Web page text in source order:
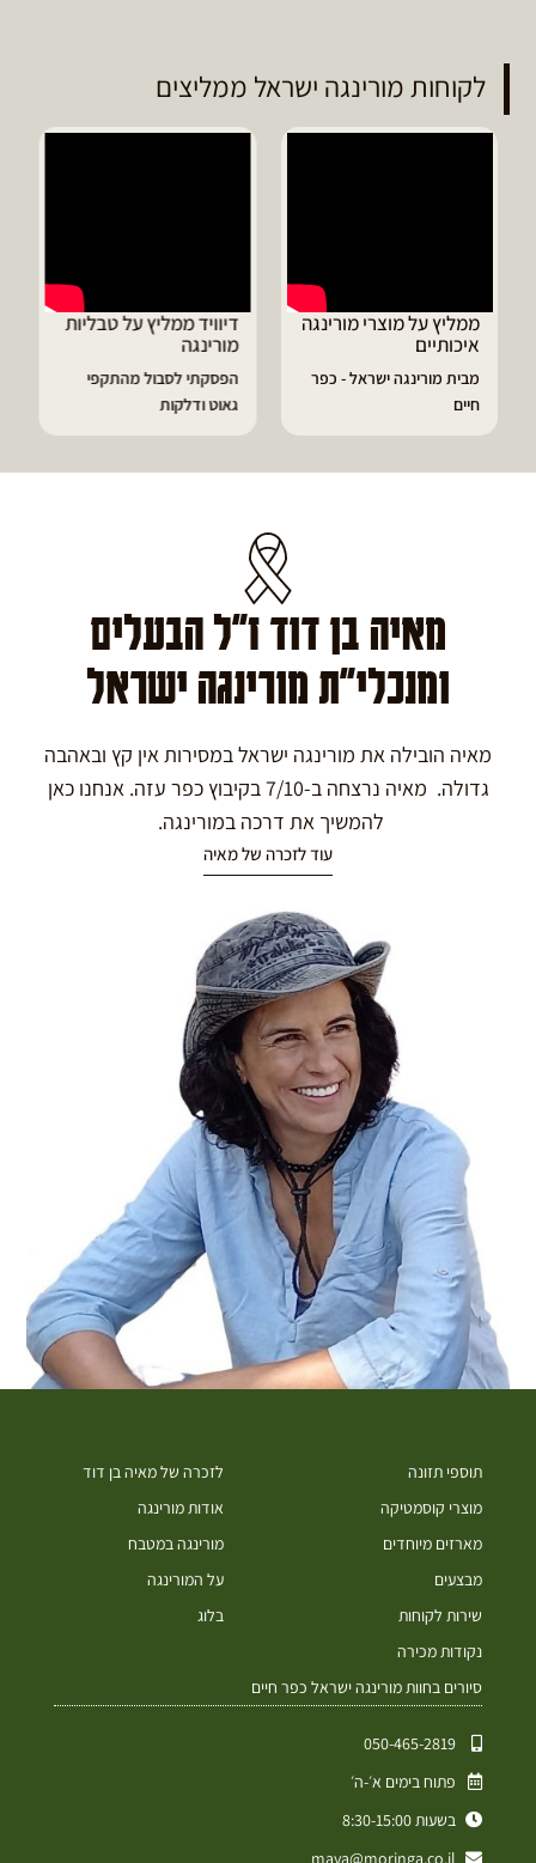
לקוחות מורינגה ישראל ממליצים
ממליץ על מוצרי מורינגה
איכותיים
מבית מורינגה ישראל - כפר
חיים
דיוויד ממליץ על טבליות
מורינגה
הפסקתי לסבול מהתקפי
גאוט ודלקות
מאיה בן דוד ז"ל הבעלים
ומנכלי"ת מורינגה ישראל
מאיה הובילה את מורינגה ישראל במסירות אין קץ ובאהבה
גדולה. מאיה נרצחה ב-7/10 בקיבוץ כפר עזה. אנחנו כאן
להמשיך את דרכה במורינגה.
עוד לזכרה של מאיה
תוספי תזונה
מוצרי קוסמטיקה
מארזים מיוחדים
מבצעים
שירות לקוחות
נקודות מכירה
סיורים בחוות מורינגה ישראל כפר חיים
לזכרה של מאיה בן דוד
אודות מורינגה
מורינגה במטבח
על המורינגה
בלוג
050-465-2819⁩
פתוח בימים א׳-ה׳
בשעות 8:30-15:00
maya@moringa.co.il